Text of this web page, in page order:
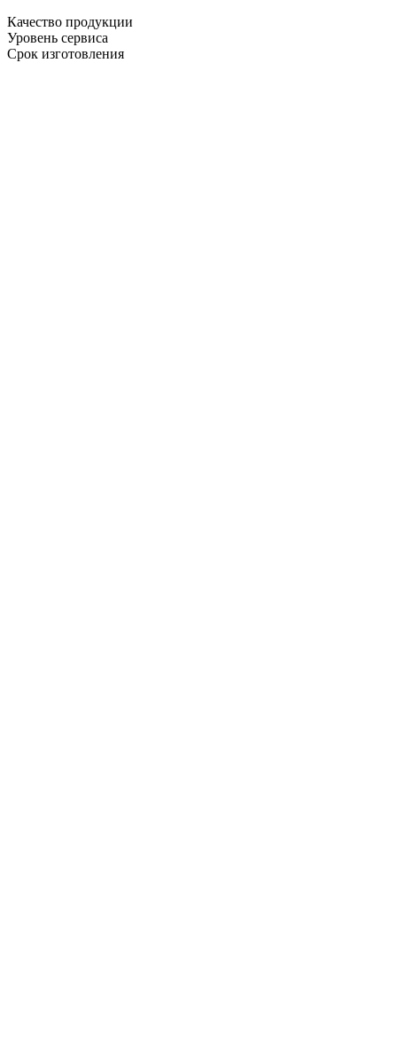
Качество продукции
Уровень сервиса
Срок изготовления